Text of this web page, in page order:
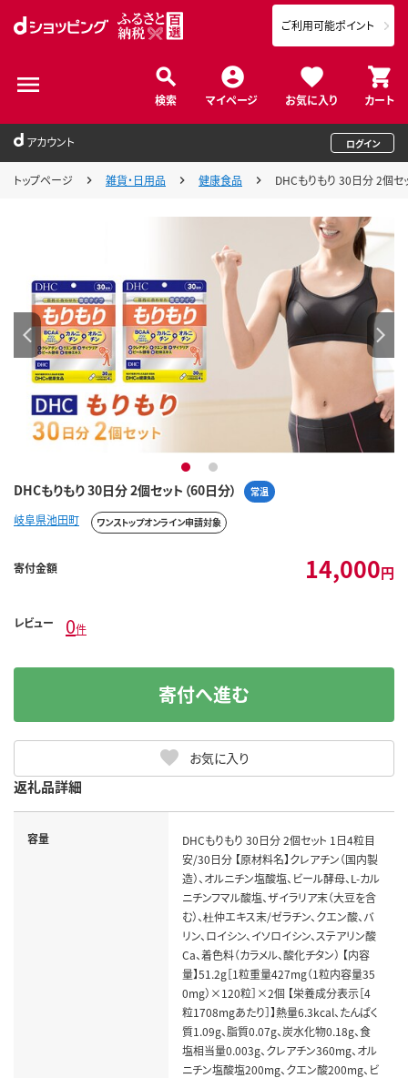
検索 マイページ お気に入り カート
ご利用可能ポイント
アカウント ログイン
トップページ 雑貨・日用品 健康食品 DHCもりもり 30日分 2個セ
DHCもりもり 30日分 2個セット（60日分） 常温
1 2
岐阜県池田町 ワンストップオンライン申請対象
寄付金額 14,000円
レビュー 0件
お気に入り
寄付へ進む
返礼品詳細
容量
DHCもりもり 30日分 2個セット 1日4粒目
安/30日分 【原材料名】クレアチン（国内製
造）、オルニチン塩酸塩、ビール酵母、L-カル
ニチンフマル酸塩、ザイラリア末（大豆を含
む）、杜仲エキス末/ゼラチン、クエン酸、バ
リン、ロイシン、イソロイシン、ステアリン酸
Ca、着色料（カラメル、酸化チタン） 【内容
量】51.2g［1粒重量427mg（1粒内容量35
0mg）×120粒］×2個 【栄養成分表示［4
粒1708mgあたり］】熱量6.3kcal、たんぱく
質1.09g、脂質0.07g、炭水化物0.18g、食
塩相当量0.003g、クレアチン360mg、オル
ニチン塩酸塩200mg、クエン酸200mg、ビ